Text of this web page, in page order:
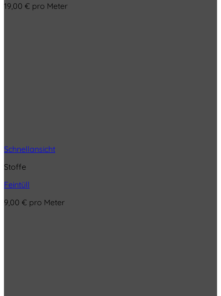
19,00 € pro Meter
Schnellansicht
Stoffe
Feintüll
9,00 € pro Meter